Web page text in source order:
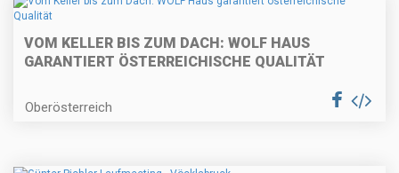
VOM KELLER BIS ZUM DACH: WOLF HAUS
GARANTIERT ÖSTERREICHISCHE QUALITÄT
Oberösterreich